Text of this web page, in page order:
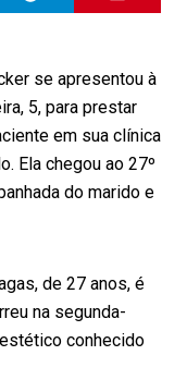
se apresentou à
5, para prestar
em sua clínica
Ela chegou ao 27º
do marido e
de 27 anos, é
na segunda-
conhecido